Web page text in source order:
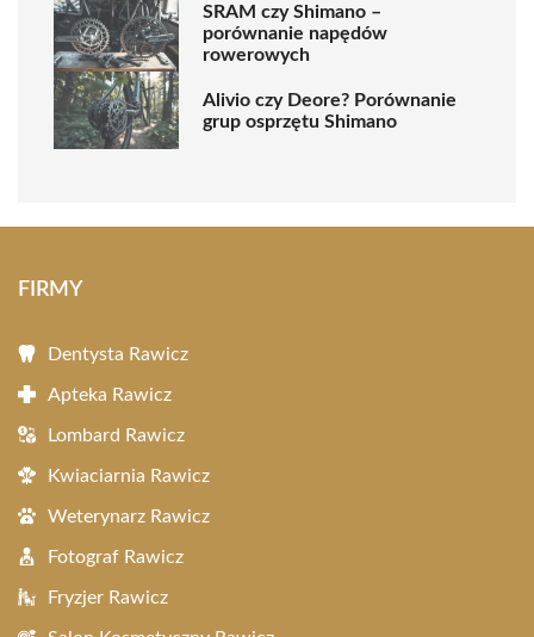
SRAM czy Shimano –
porównanie napędów
rowerowych
Alivio czy Deore? Porównanie
grup osprzętu Shimano
FIRMY
Dentysta Rawicz
Apteka Rawicz
Lombard Rawicz
Kwiaciarnia Rawicz
Weterynarz Rawicz
Fotograf Rawicz
Fryzjer Rawicz